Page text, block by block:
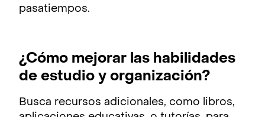
pasatiempos.
¿Cómo mejorar las habilidades
de estudio y organización?
Busca recursos adicionales, como libros,